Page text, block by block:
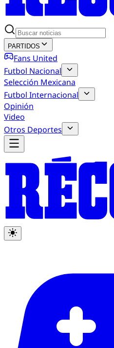
PARTIDOS
Fans United
Futbol Nacional
Selección Mexicana
Futbol Internacional
Opinión
Video
Otros Deportes